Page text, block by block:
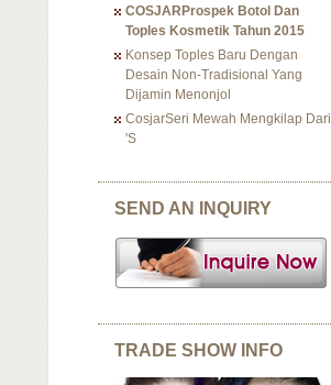
COSJARProspek Botol Dan
Toples Kosmetik Tahun 2015
Konsep Toples Baru Dengan
Desain Non-Tradisional Yang
Dijamin Menonjol
CosjarSeri Mewah Mengkilap Dari
's
SEND AN INQUIRY
TRADE SHOW INFO